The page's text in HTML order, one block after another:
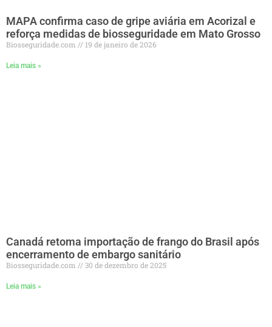
MAPA confirma caso de gripe aviária em Acorizal e
reforça medidas de biosseguridade em Mato Grosso
Biosseguridade.com 19 de janeiro de 2026
Leia mais »
Canadá retoma importação de frango do Brasil após
encerramento de embargo sanitário
Biosseguridade.com 30 de dezembro de 2025
Leia mais »